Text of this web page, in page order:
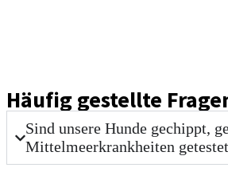
Häufig gestellte
Sind unsere Hunde gechippt,
Mittelmeerkrankheiten